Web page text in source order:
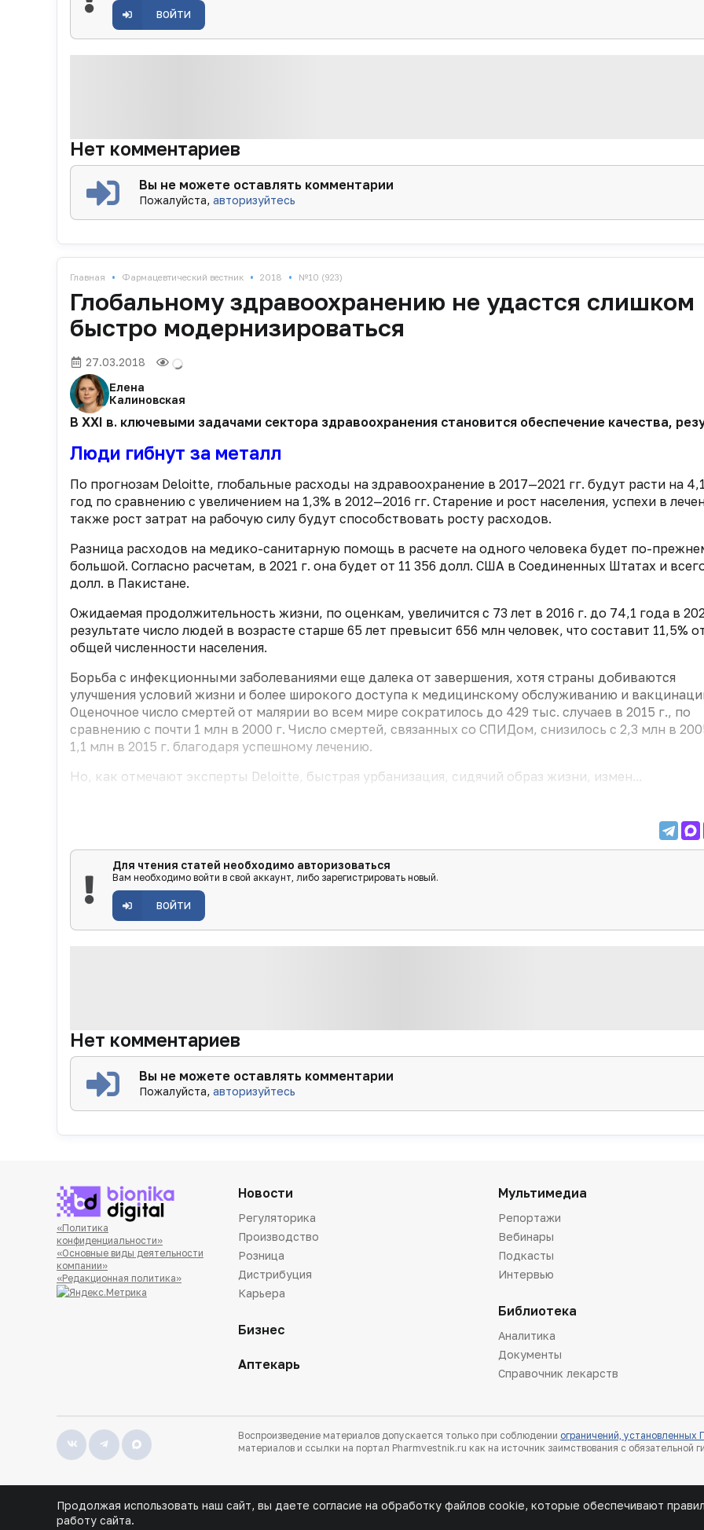
ВОЙТИ
Нет комментариев
Вы не можете оставлять комментарии
Пожалуйста,авторизуйтесь
Главная • Фармацевтический вестник • 2018 • №10 (923)
Глобальному здравоохранению не удастся слишком
быстро модернизироваться
27.03.2018
Елена
Калиновская
В XXI в. ключевыми задачами сектора здравоохранения становится обеспечение качества,
Люди гибнут за металл
По прогнозам Deloitte, глобальные расходы на здравоохранение в 2017—2021 гг. будут расти на
год по сравнению с увеличением на 1,3% в 2012—2016 гг. Старение и рост населения, успехи в
также рост затрат на рабочую силу будут способствовать росту расходов.
Разница расходов на медико-санитарную помощь в расчете на одного человека будет по-
большой. Согласно расчетам, в 2021 г. она будет от 11 356 долл. США в Соединенных Штатах и
долл. в Пакистане.
Ожидаемая продолжительность жизни, по оценкам, увеличится с 73 лет в 2016 г. до 74,1 года в
результате число людей в возрасте старше 65 лет превысит 656 млн человек, что составит 11,5%
общей численности населения.
Борьба с инфекционными заболеваниями еще далека от завершения, хотя страны добиваются
улучшения условий жизни и более широкого доступа к медицинскому обслуживанию и
Оценочное число смертей от малярии во всем мире сократилось до 429 тыс. случаев в 2015 г., по
сравнению с почти 1 млн в 2000 г. Число смертей, связанных со СПИДом, снизилось с 2,3 млн в
1,1 млн в 2015 г. благодаря успешному лечению.
Но, как отмечают эксперты Deloitte, быстрая урбанизация, сидячий образ жизни, измен...
Для чтения статей необходимо авторизоваться
Вам необходимо войти в свой аккаунт, либо зарегистрировать новый.
ВОЙТИ
Нет комментариев
Вы не можете оставлять комментарии
Пожалуйста,авторизуйтесь
«Политика
конфиденциальности»
«Основные виды деятельности
компании»
«Редакционная политика»
Новости
Регуляторика
Производство
Розница
Дистрибуция
Карьера
Бизнес
Аптекарь
Мультимедиа
Репортажи
Вебинары
Подкасты
Интервью
Библиотека
Аналитика
Документы
Справочник лекарств
Воспроизведение материалов допускается только при соблюдении ограничений, установленных
материалов и ссылки на портал Pharmvestnik.ru как на источник заимствования с обязательной
Продолжая использовать наш сайт, вы даете согласие на обработку файлов cookie, которые обеспечивают
работу сайта.